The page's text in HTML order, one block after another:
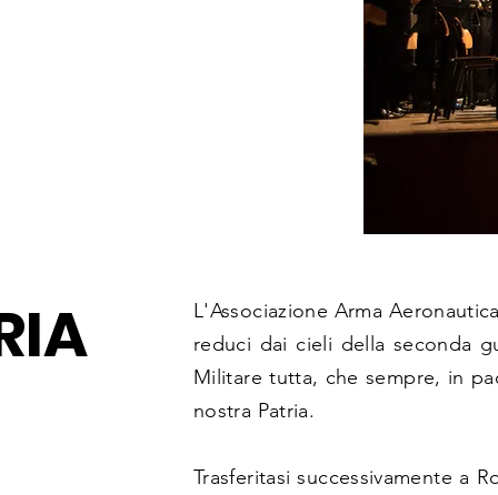
L'Associazione Arma
reduci dai cieli della seconda
Militare tutta, che sempre, in
nostra Patria.
Trasferitasi successivamente a